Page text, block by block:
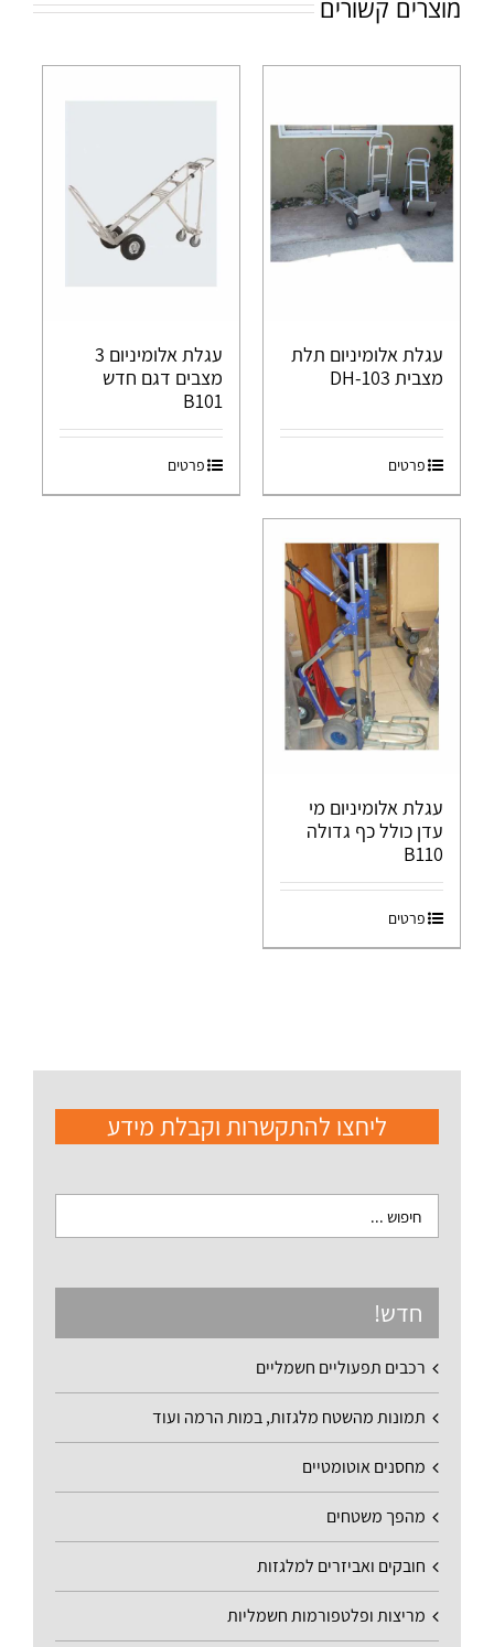
מוצרים קשורים
עגלת אלומיניום תלת
מצבית DH-103
פרטים
עגלת אלומיניום 3
מצבים דגם חדש
B101
פרטים
עגלת אלומיניום מי
עדן כולל כף גדולה
B110
פרטים
ליחצו להתקשרות וקבלת מידע
חדש!
רכבים תפעוליים חשמליים
תמונות מהשטח מלגזות, במות הרמה ועוד
מחסנים אוטומטיים
מהפך משטחים
חובקים ואביזרים למלגזות
מריצות ופלטפורמות חשמליות